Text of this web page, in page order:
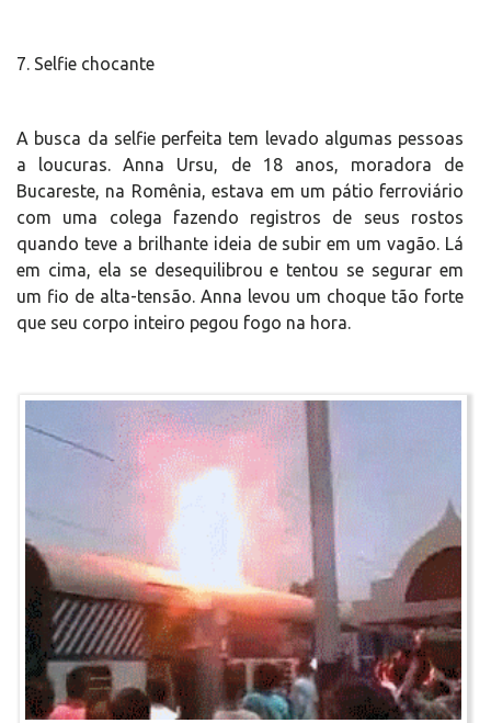
7. Selfie chocante
A busca da selfie perfeita tem levado algumas pessoas
a loucuras. Anna Ursu, de 18 anos, moradora de
Bucareste, na Romênia, estava em um pátio ferroviário
com uma colega fazendo registros de seus rostos
quando teve a brilhante ideia de subir em um vagão. Lá
em cima, ela se desequilibrou e tentou se segurar em
um fio de alta-tensão. Anna levou um choque tão forte
que seu corpo inteiro pegou fogo na hora.